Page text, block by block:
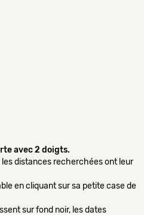
avec 2 doigts.
distances recherchées ont leur
en cliquant sur sa petite case de
sur fond noir, les dates